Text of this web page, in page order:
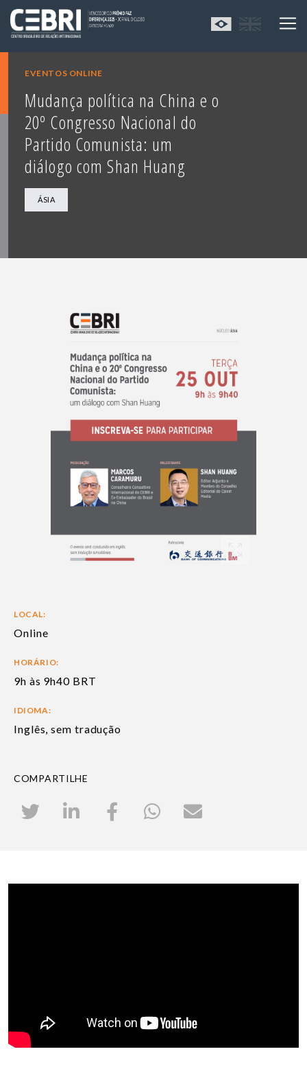
EVENTOS ONLINE
Mudança política na China e o
20º Congresso Nacional do
Partido Comunista: um
diálogo com Shan Huang
ÁSIA
LOCAL:
Online
HORÁRIO:
9h às 9h40 BRT
IDIOMA:
Inglês, sem tradução
COMPARTILHE